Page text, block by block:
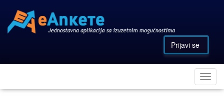
Prijavi se